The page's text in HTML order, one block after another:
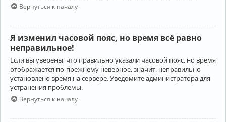
Вернуться к началу
Я изменил часовой пояс, но время всё равно
неправильное!
Если вы уверены, что правильно указали часовой пояс, но время
отображается по-прежнему неверное, значит, неправильно
установлено время на сервере. Уведомите администратора для
устранения проблемы.
Вернуться к началу